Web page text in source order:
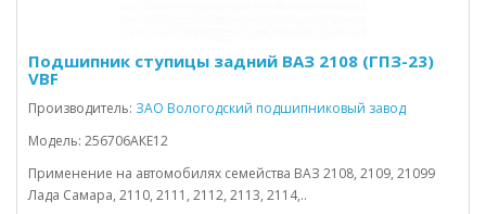
Подшипник ступицы задний ВАЗ 2108 (ГПЗ-23)
VBF
Производитель: ЗАО Вологодский подшипниковый завод
Модель: 256706АКЕ12
Применение на автомобилях семейства ВАЗ 2108, 2109, 21099
Лада Самара, 2110, 2111, 2112, 2113, 2114,..